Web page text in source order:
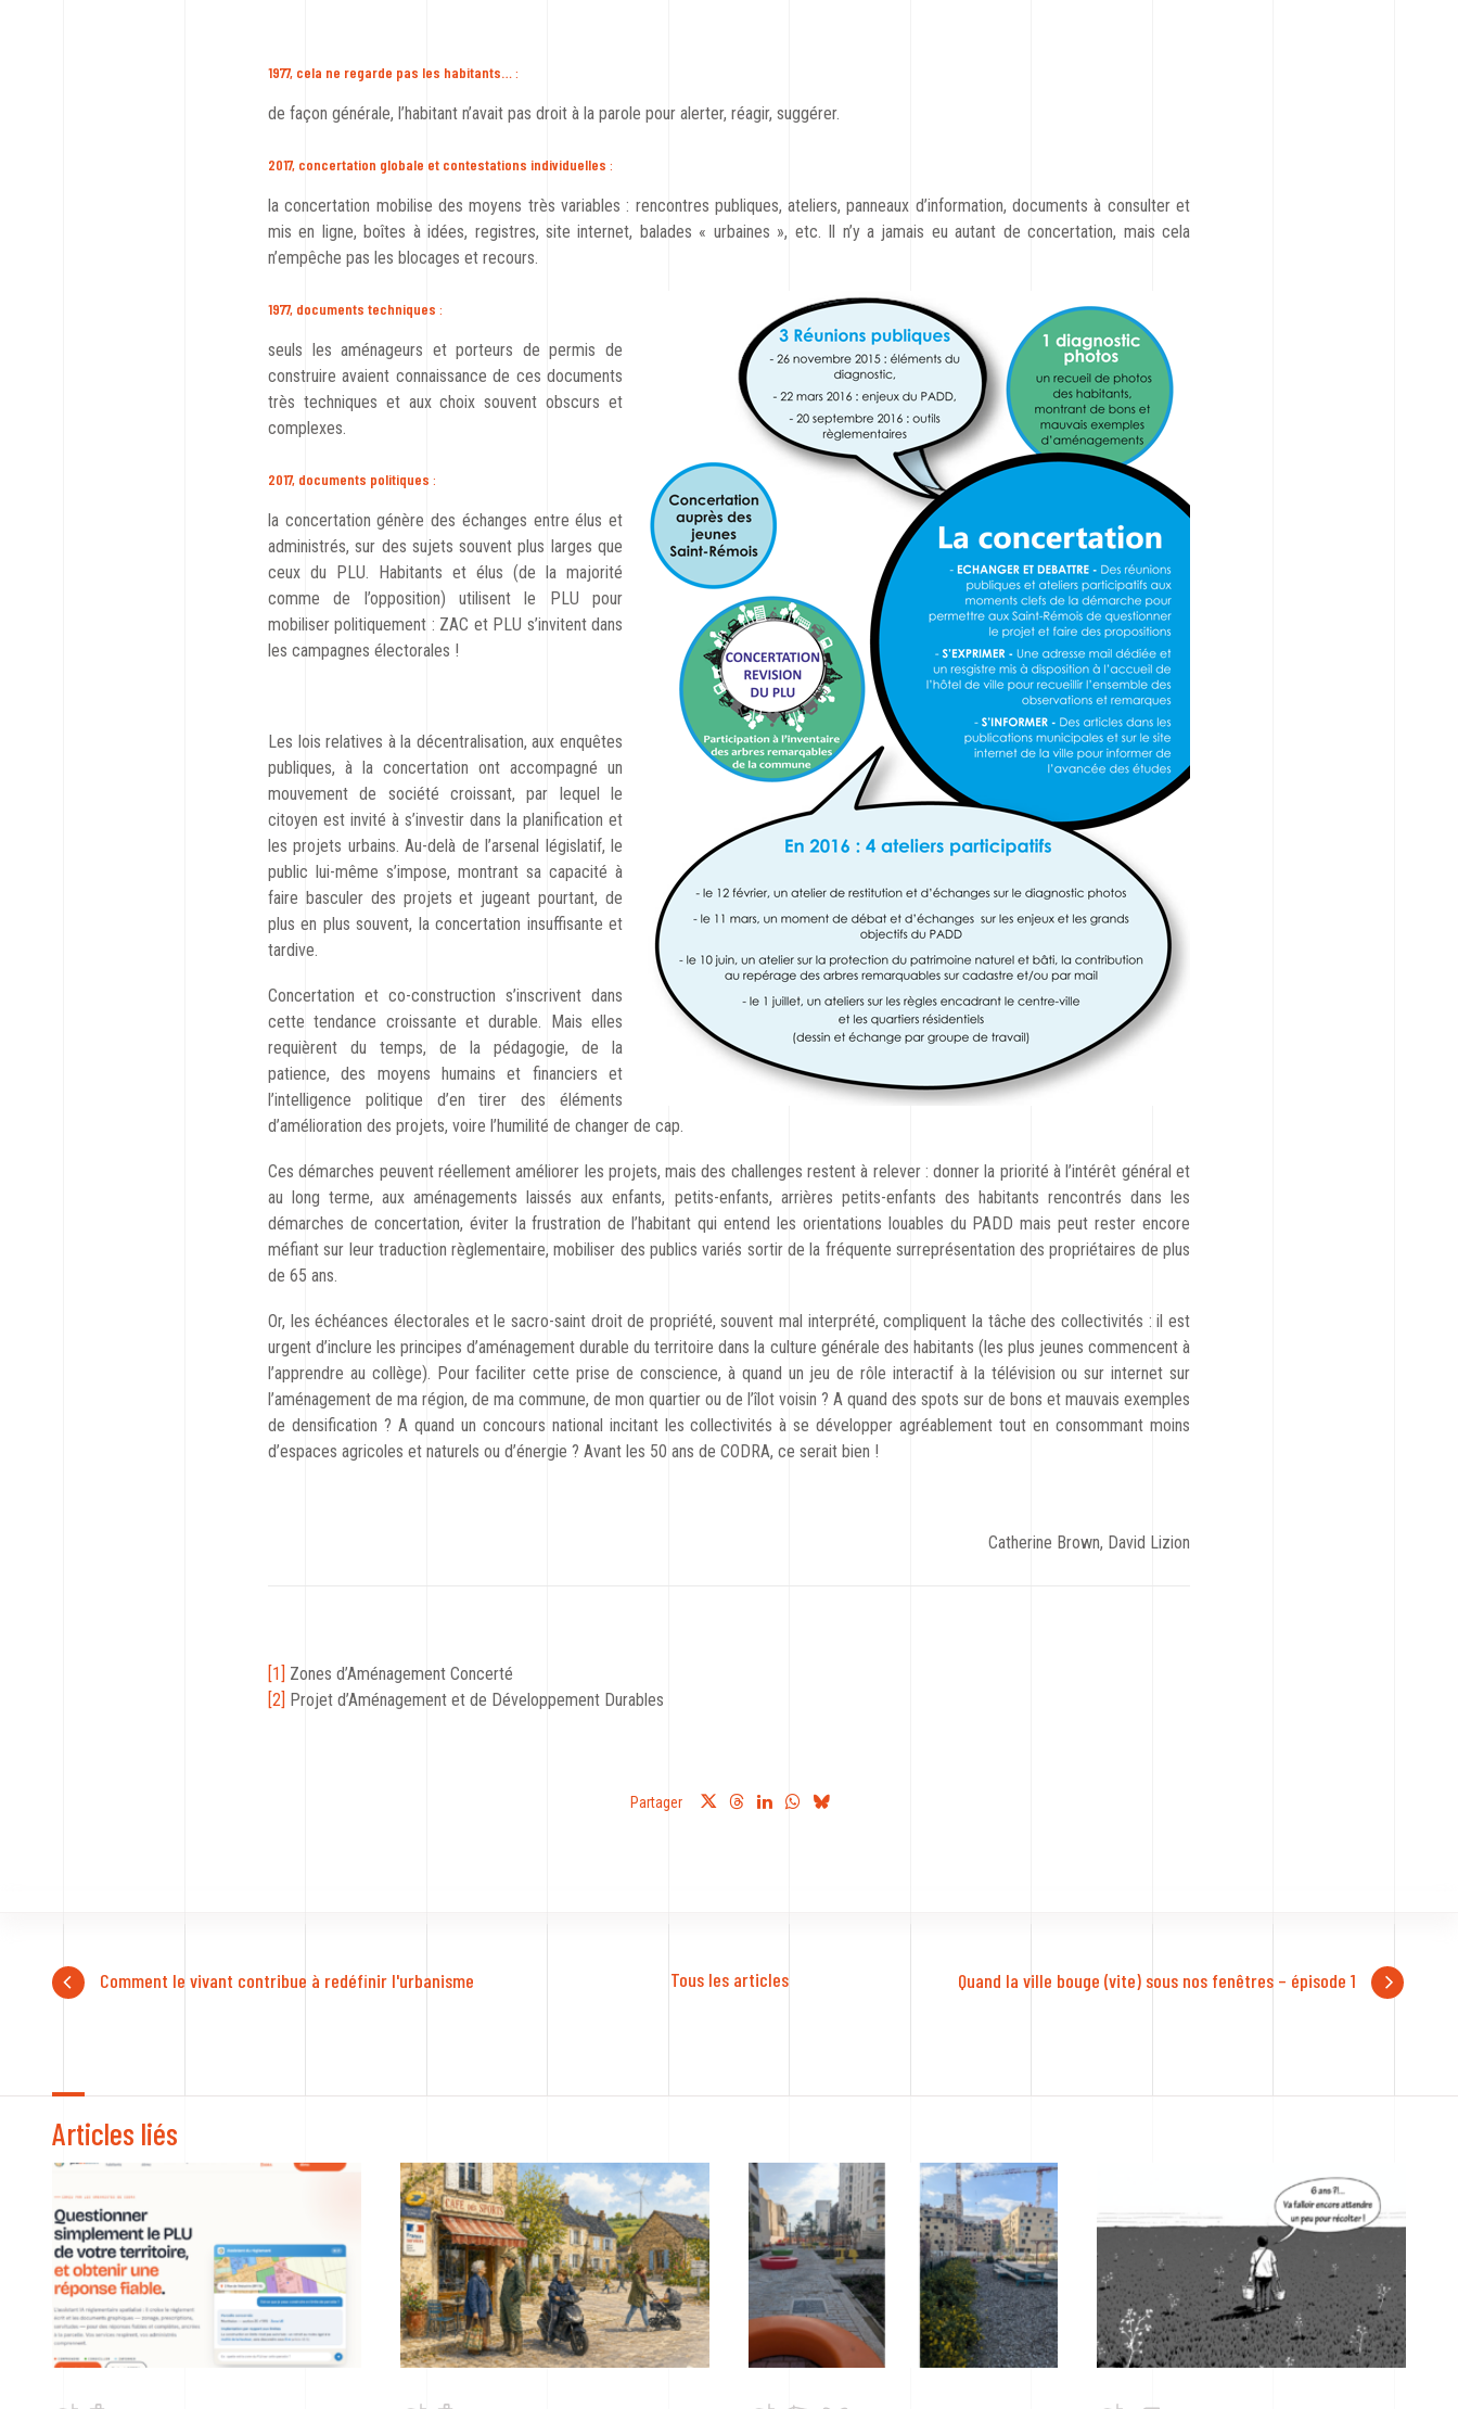
1977, cela ne regarde pas les habitants… :
de façon générale, l’habitant n’avait pas droit à la parole pour alerter, réagir, suggérer.
2017, concertation globale et contestations individuelles :
la concertation mobilise des moyens très variables : rencontres publiques, ateliers, panneaux d’information, documents à consulter et
mis en ligne, boîtes à idées, registres, site internet, balades « urbaines », etc. Il n’y a jamais eu autant de concertation, mais cela
n’empêche pas les blocages et recours.
1977, documents techniques :
seuls les aménageurs et porteurs de permis de
construire avaient connaissance de ces documents
très techniques et aux choix souvent obscurs et
complexes.
2017, documents politiques :
la concertation génère des échanges entre élus et
administrés, sur des sujets souvent plus larges que
ceux du PLU. Habitants et élus (de la majorité
comme de l’opposition) utilisent le PLU pour
mobiliser politiquement : ZAC et PLU s’invitent dans
les campagnes électorales !
Les lois relatives à la décentralisation, aux enquêtes
publiques, à la concertation ont accompagné un
mouvement de société croissant, par lequel le
citoyen est invité à s’investir dans la planification et
les projets urbains. Au-delà de l’arsenal législatif, le
public lui-même s’impose, montrant sa capacité à
faire basculer des projets et jugeant pourtant, de
plus en plus souvent, la concertation insuffisante et
tardive.
Concertation et co-construction s’inscrivent dans
cette tendance croissante et durable. Mais elles
requièrent du temps, de la pédagogie, de la
patience, des moyens humains et financiers et
l’intelligence politique d’en tirer des éléments
d’amélioration des projets, voire l’humilité de changer de cap.
Ces démarches peuvent réellement améliorer les projets, mais des challenges restent à relever : donner la priorité à l’intérêt général et
au long terme, aux aménagements laissés aux enfants, petits-enfants, arrières petits-enfants des habitants rencontrés dans les
démarches de concertation, éviter la frustration de l’habitant qui entend les orientations louables du PADD mais peut rester encore
méfiant sur leur traduction règlementaire, mobiliser des publics variés sortir de la fréquente surreprésentation des propriétaires de plus
de 65 ans.
Or, les échéances électorales et le sacro-saint droit de propriété, souvent mal interprété, compliquent la tâche des collectivités : il est
urgent d’inclure les principes d’aménagement durable du territoire dans la culture générale des habitants (les plus jeunes commencent à
l’apprendre au collège). Pour faciliter cette prise de conscience, à quand un jeu de rôle interactif à la télévision ou sur internet sur
l’aménagement de ma région, de ma commune, de mon quartier ou de l’îlot voisin ? A quand des spots sur de bons et mauvais exemples
de densification ? A quand un concours national incitant les collectivités à se développer agréablement tout en consommant moins
d’espaces agricoles et naturels ou d’énergie ? Avant les 50 ans de CODRA, ce serait bien !
Catherine Brown, David Lizion
[1] Zones d’Aménagement Concerté
[2] Projet d’Aménagement et de Développement Durables
Partager
Comment le vivant contribue à redéfinir l'urbanisme Tous les articles Quand la ville bouge (vite) sous nos fenêtres – épisode 1
Articles liés